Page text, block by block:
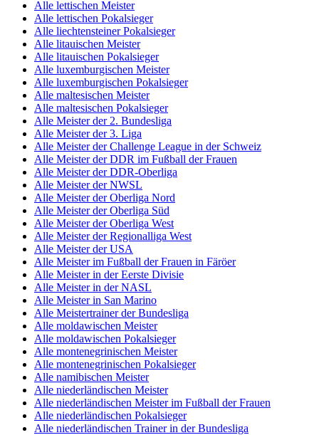
Alle lettischen Meister
Alle lettischen Pokalsieger
Alle liechtensteiner Pokalsieger
Alle litauischen Meister
Alle litauischen Pokalsieger
Alle luxemburgischen Meister
Alle luxemburgischen Pokalsieger
Alle maltesischen Meister
Alle maltesischen Pokalsieger
Alle Meister der 2. Bundesliga
Alle Meister der 3. Liga
Alle Meister der Challenge League in der Schweiz
Alle Meister der DDR im Fußball der Frauen
Alle Meister der DDR-Oberliga
Alle Meister der NWSL
Alle Meister der Oberliga Nord
Alle Meister der Oberliga Süd
Alle Meister der Oberliga West
Alle Meister der Regionalliga West
Alle Meister der USA
Alle Meister im Fußball der Frauen in Färöer
Alle Meister in der Eerste Divisie
Alle Meister in der NASL
Alle Meister in San Marino
Alle Meistertrainer der Bundesliga
Alle moldawischen Meister
Alle moldawischen Pokalsieger
Alle montenegrinischen Meister
Alle montenegrinischen Pokalsieger
Alle namibischen Meister
Alle niederländischen Meister
Alle niederländischen Meister im Fußball der Frauen
Alle niederländischen Pokalsieger
Alle niederländischen Trainer in der Bundesliga